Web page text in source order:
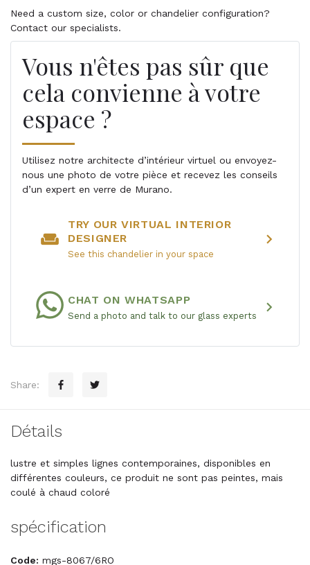
Need a custom size, color or chandelier configuration?
Contact our specialists.
Vous n'êtes pas sûr que
cela convienne à votre
espace ?
Utilisez notre architecte d’intérieur virtuel ou envoyez-
nous une photo de votre pièce et recevez les conseils
d’un expert en verre de Murano.
weekend
TRY OUR VIRTUAL INTERIOR
DESIGNER
See this chandelier in your space
chevron_right
CHAT ON WHATSAPP
Send a photo and talk to our glass experts chevron_right
Share:
Détails
lustre et simples lignes contemporaines, disponibles en
différentes couleurs, ce produit ne sont pas peintes, mais
coulé à chaud coloré
spécification
Code: mgs-8067/6RO